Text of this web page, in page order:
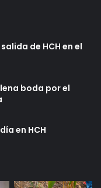
de HCH en el
boda por el
en HCH